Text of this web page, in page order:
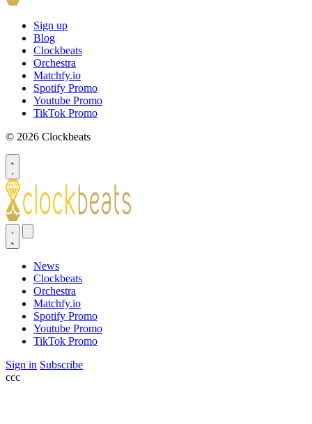
Sign up
Blog
Clockbeats
Orchestra
Matchfy.io
Spotify Promo
Youtube Promo
TikTok Promo
© 2026 Clockbeats
News
Clockbeats
Orchestra
Matchfy.io
Spotify Promo
Youtube Promo
TikTok Promo
Sign in Subscribe
ссс